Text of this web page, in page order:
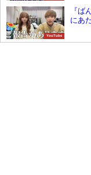
YouTube
『ば
にあ